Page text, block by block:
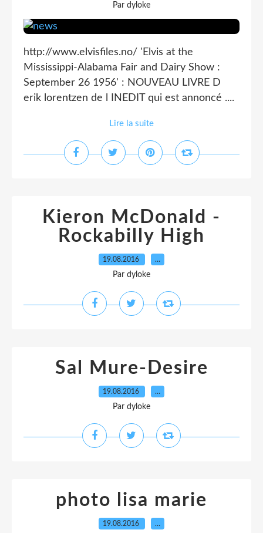
Par dyloke
http://www.elvisfiles.no/ 'Elvis at the
Mississippi-Alabama Fair and Dairy Show :
September 26 1956' : NOUVEAU LIVRE D
erik lorentzen de l INEDIT qui est annoncé ....
Lire la suite
Kieron McDonald -
Rockabilly High
19.08.2016 …
Par dyloke
Sal Mure-Desire
19.08.2016 …
Par dyloke
photo lisa marie
19.08.2016 …